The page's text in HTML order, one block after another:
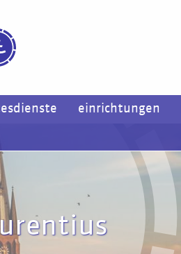
einrichtungen